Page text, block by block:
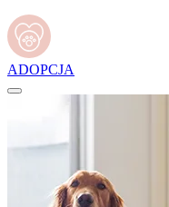
ADOPCJA